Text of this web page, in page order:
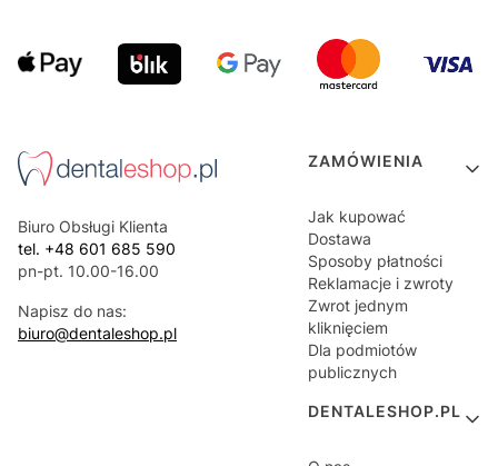
Biuro Obsługi Klienta
tel. +48 601 685 590
pn-pt. 10.00-16.00
Napisz do nas:
biuro@dentaleshop.pl
Linki w stopce
ZAMÓWIENIA
Jak kupować
Dostawa
Sposoby płatności
Reklamacje i zwroty
Zwrot jednym
kliknięciem
Dla podmiotów
publicznych
DENTALESHOP.PL